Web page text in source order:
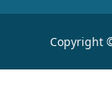
Copyright